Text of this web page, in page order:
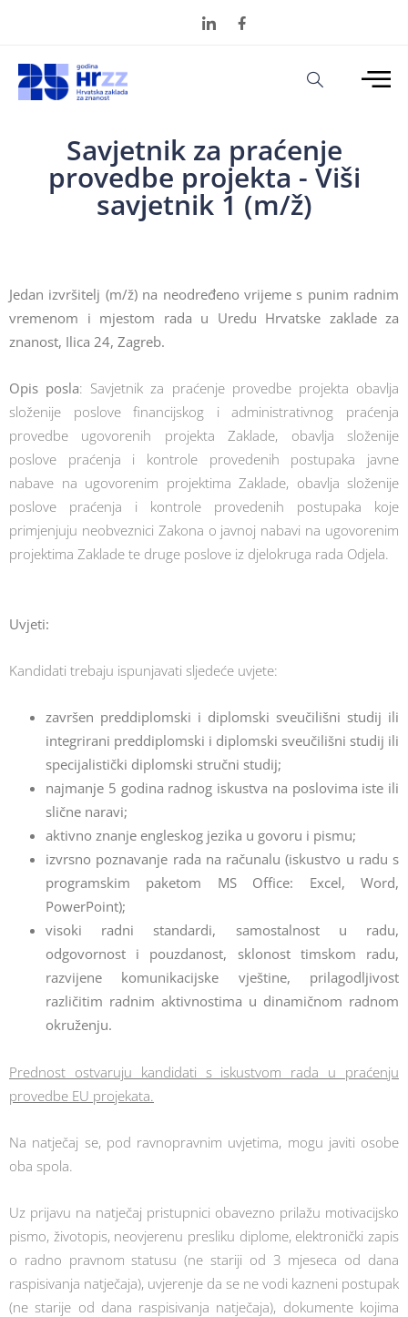
Savjetnik za praćenje
provedbe projekta - Viši
savjetnik 1 (m/ž)
Jedan izvršitelj (m/ž) na neodređeno vrijeme s punim radnim
vremenom i mjestom rada u Uredu Hrvatske zaklade za
znanost, Ilica 24, Zagreb.
Opis posla: Savjetnik za praćenje provedbe projekta obavlja
složenije poslove financijskog i administrativnog praćenja
provedbe ugovorenih projekta Zaklade, obavlja složenije
poslove praćenja i kontrole provedenih postupaka javne
nabave na ugovorenim projektima Zaklade, obavlja složenije
poslove praćenja i kontrole provedenih postupaka koje
primjenjuju neobveznici Zakona o javnoj nabavi na ugovorenim
projektima Zaklade te druge poslove iz djelokruga rada Odjela.
Uvjeti:
Kandidati trebaju ispunjavati sljedeće uvjete:
završen preddiplomski i diplomski sveučilišni studij ili
integrirani preddiplomski i diplomski sveučilišni studij ili
specijalistički diplomski stručni studij;
najmanje 5 godina radnog iskustva na poslovima iste ili
slične naravi;
aktivno znanje engleskog jezika u govoru i pismu;
izvrsno poznavanje rada na računalu (iskustvo u radu s
programskim paketom MS Office: Excel, Word,
PowerPoint);
visoki radni standardi, samostalnost u radu,
odgovornost i pouzdanost, sklonost timskom radu,
razvijene komunikacijske vještine, prilagodljivost
različitim radnim aktivnostima u dinamičnom radnom
okruženju.
Prednost ostvaruju kandidati s iskustvom rada u praćenju
provedbe EU projekata.
Na natječaj se, pod ravnopravnim uvjetima, mogu javiti osobe
oba spola.
Uz prijavu na natječaj pristupnici obavezno prilažu motivacijsko
pismo, životopis, neovjerenu presliku diplome, elektronički zapis
o radno pravnom statusu (ne stariji od 3 mjeseca od dana
raspisivanja natječaja), uvjerenje da se ne vodi kazneni postupak
(ne starije od dana raspisivanja natječaja), dokumente kojima